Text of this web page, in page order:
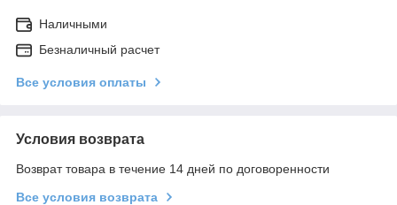
Наличными
Безналичный расчет
Все условия оплаты
Условия возврата
Возврат товара в течение 14 дней по договоренности
Все условия возврата